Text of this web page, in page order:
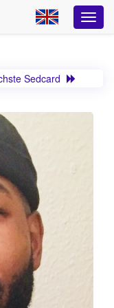
Sedcard